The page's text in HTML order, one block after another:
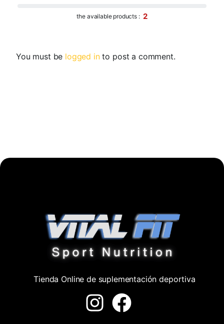
the available products : 2
You must be logged into post a comment.
Tienda Online de suplementación deportiva